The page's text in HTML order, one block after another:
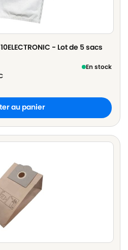
- Lot de 5 sacs
En stock
au panier